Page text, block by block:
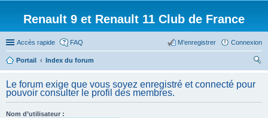
Renault 9 et Renault 11 Club de France
Accès rapide FAQ Connexion
M’enregistrer
Portail
Index du forum
her
ch
Le forum exige que vous soyez enregistré et connecté pour
pouvoir consulter le profil des membres.
Nom d’utilisateur :